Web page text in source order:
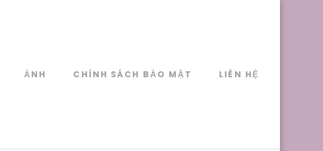
ẢNH CHÍNH SÁCH BẢO MẬT LIÊN HỆ